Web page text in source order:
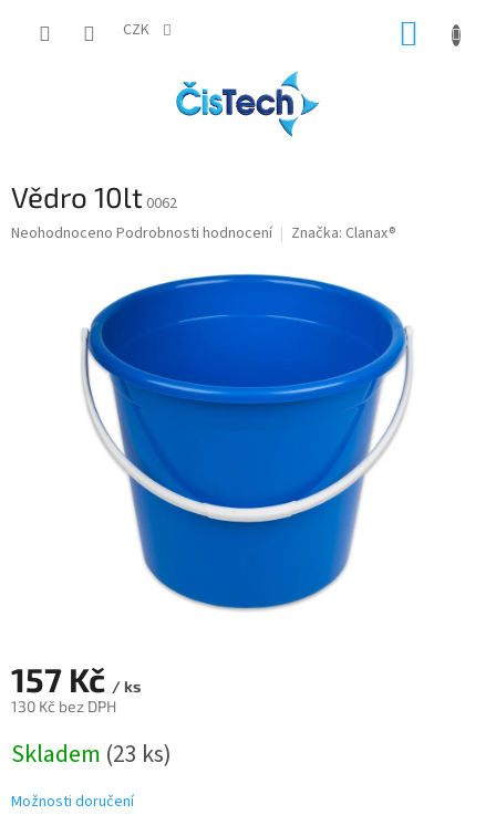
CZK
Vědro 10lt 0062
Průměrné
Neohodnoceno Podrobnosti hodnocení Značka: Clanax®
157 Kč / ks
130 Kč bez DPH
cena:
Skladem (23 ks)
Možnosti doručení